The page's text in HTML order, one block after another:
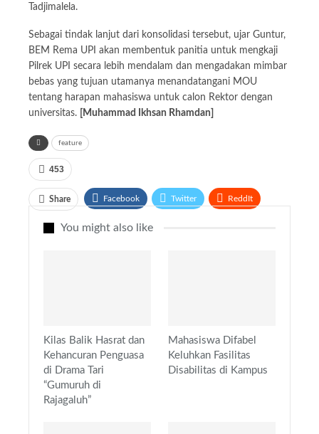
Tadjimalela.
Sebagai tindak lanjut dari konsolidasi tersebut, ujar Guntur,
BEM Rema UPI akan membentuk panitia untuk mengkaji
Pilrek UPI secara lebih mendalam dan mengadakan mimbar
bebas yang tujuan utamanya menandatangani MOU
tentang harapan mahasiswa untuk calon Rektor dengan
universitas.
[Muhammad Ikhsan Rhamdan]
feature
453
Share Facebook Twitter ReddIt
WhatsApp
You might also like
Kilas Balik Hasrat dan
Kehancuran Penguasa
di Drama Tari
“Gumuruh di
Rajagaluh”
Mahasiswa Difabel
Keluhkan Fasilitas
Disabilitas di Kampus